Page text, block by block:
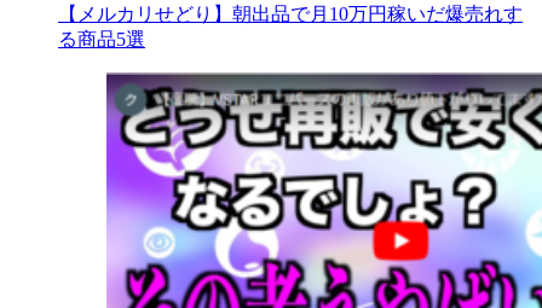
【メルカリせどり】朝出品で月10万円稼いだ爆売れす
る商品5選